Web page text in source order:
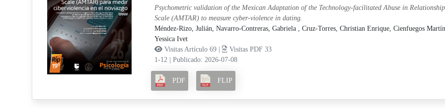
Psychometric validation of the Mexican Adaptation of the Technology-facilitated Abuse in
Scale (AMTAR) to measure cyber-violence in dating.
Méndez-Rizo, Julián, Navarro-Contreras, Gabriela , Cruz-Torres, Christian Enrique, Cienfuegos
Yessica Ivet
Visitas Artículo 69 |
Visitas PDF 33
1-12
Publicado: 2026-07-08
PDF FLIP